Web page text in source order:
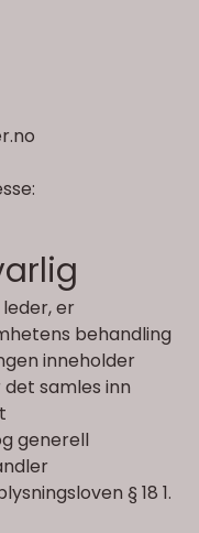
leder, er
behandling
inneholder
samles inn
generell
§ 18 1.